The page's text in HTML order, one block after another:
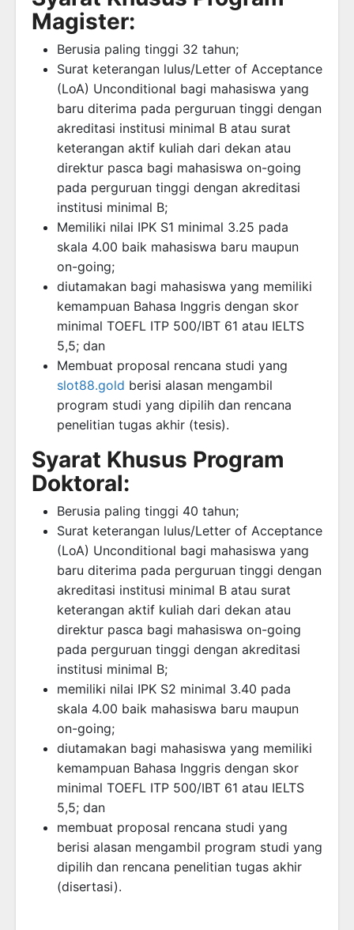
Magister:
Berusia paling tinggi 32 tahun;
Surat keterangan lulus/Letter of Acceptance
(LoA) Unconditional bagi mahasiswa yang
baru diterima pada perguruan tinggi dengan
akreditasi institusi minimal B atau surat
keterangan aktif kuliah dari dekan atau
direktur pasca bagi mahasiswa on-going
pada perguruan tinggi dengan akreditasi
institusi minimal B;
Memiliki nilai IPK S1 minimal 3.25 pada
skala 4.00 baik mahasiswa baru maupun
on-going;
diutamakan bagi mahasiswa yang memiliki
kemampuan Bahasa Inggris dengan skor
minimal TOEFL ITP 500/IBT 61 atau IELTS
5,5; dan
Membuat proposal rencana studi yang
slot88.gold berisi alasan mengambil
program studi yang dipilih dan rencana
penelitian tugas akhir (tesis).
Syarat Khusus Program
Doktoral:
Berusia paling tinggi 40 tahun;
Surat keterangan lulus/Letter of Acceptance
(LoA) Unconditional bagi mahasiswa yang
baru diterima pada perguruan tinggi dengan
akreditasi institusi minimal B atau surat
keterangan aktif kuliah dari dekan atau
direktur pasca bagi mahasiswa on-going
pada perguruan tinggi dengan akreditasi
institusi minimal B;
memiliki nilai IPK S2 minimal 3.40 pada
skala 4.00 baik mahasiswa baru maupun
on-going;
diutamakan bagi mahasiswa yang memiliki
kemampuan Bahasa Inggris dengan skor
minimal TOEFL ITP 500/IBT 61 atau IELTS
5,5; dan
membuat proposal rencana studi yang
berisi alasan mengambil program studi yang
dipilih dan rencana penelitian tugas akhir
(disertasi).